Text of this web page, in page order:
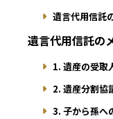
遺言代用信託
遺言代用信託の
1. 遺産の受取
2. 遺産分割協
3. 子から孫へ